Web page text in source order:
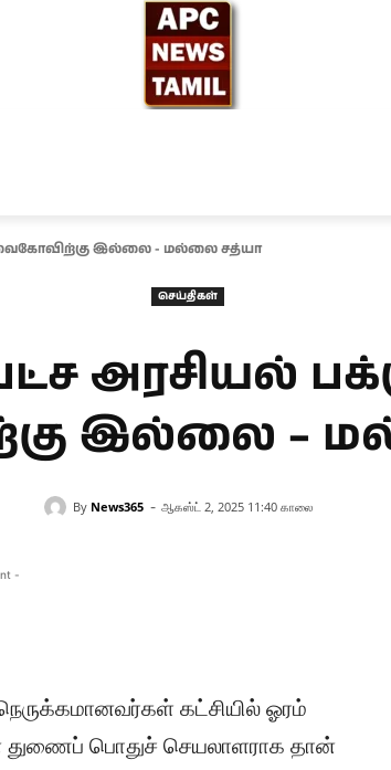
வைகோவிற்கு இல்லை - மல்லை சத்யா
செய்திகள்
அரசியல்
இல்லை –
By News365 - ஆகஸ்ட் 2, 2025 11:40 காலை
-
கட்சியில் ஓரம்
துணைப் பொதுச் செயலாளராக தான்